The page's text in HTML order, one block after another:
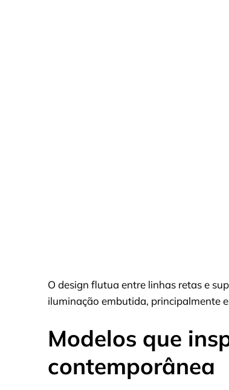
O design flutua entre linhas retas e
iluminação embutida, principalmente
Modelos que
contemporânea